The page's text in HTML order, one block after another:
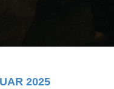
2025